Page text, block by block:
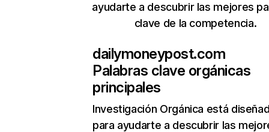
ayudarte a descubrir las mejores
clave de la competencia.
dailymoneypost.com
Palabras clave orgánicas
principales
Investigación Orgánica está
para ayudarte a descubrir las